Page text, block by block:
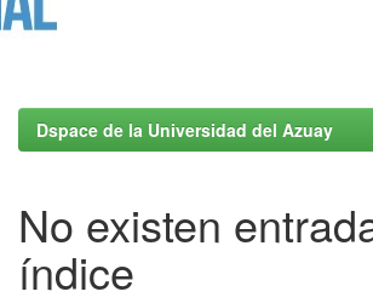
Dspace de la Universidad del Azuay
No existen
índice